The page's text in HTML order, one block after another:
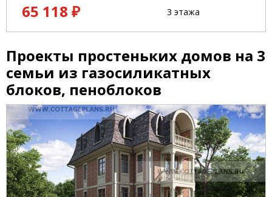
65 118 ₽
3 этажа
Проекты простеньких домов на 3
семьи из газосиликатных
блоков, пеноблоков